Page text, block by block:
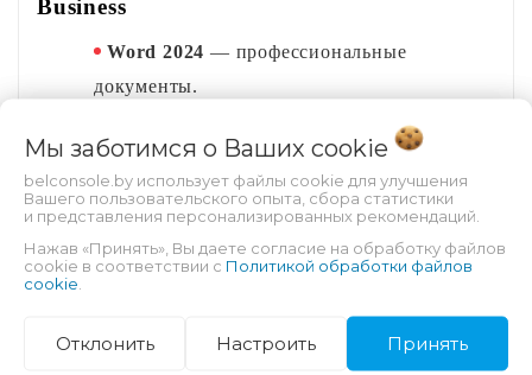
Business
Word 2024 — профессиональные
документы.
формулы.
PowerPoint 2024 — современные
презентации.
Outlook 2024 — почта и календарь.
Мы заботимся о Ваших cookie
belconsole.by использует файлы cookie для улучшения
Вашего пользовательского опыта, сбора статистики
и представления персонализированных рекомендаций.
Нажав «Принять», Вы даете согласие на обработку файлов
cookie в соответствии с Политикой обработки файлов
cookie
Отклонить Настроить Принять